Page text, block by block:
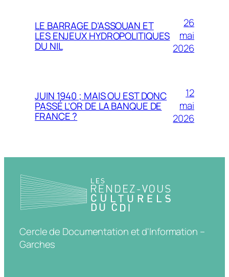
LE BARRAGE D’ASSOUAN ET
LES ENJEUX HYDROPOLITIQUES
DU NIL
26
mai
2026
JUIN 1940 ; MAIS OU EST DONC
PASSÉ L’OR DE LA BANQUE DE
FRANCE ?
12
mai
2026
Cercle de Documentation et d'Information –
Garches